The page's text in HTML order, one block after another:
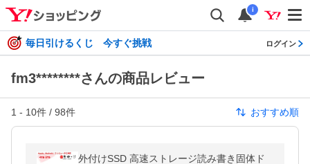
i
毎日引けるくじ 今すぐ挑戦 ログイン
fm3********さんの商品レビュー
1 - 10件 / 98件 おすすめ順
外付けSSD 高速ストレージ読み書き固体ド